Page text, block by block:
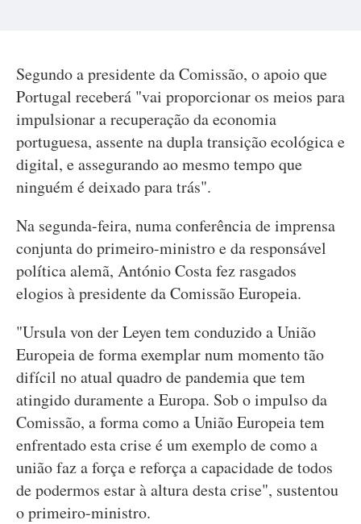
Segundo a presidente da Comissão, o apoio que
Portugal receberá "vai proporcionar os meios para
impulsionar a recuperação da economia
portuguesa, assente na dupla transição ecológica e
digital, e assegurando ao mesmo tempo que
ninguém é deixado para trás".
Na segunda-feira, numa conferência de imprensa
conjunta do primeiro-ministro e da responsável
política alemã, António Costa fez rasgados
elogios à presidente da Comissão Europeia.
"Ursula von der Leyen tem conduzido a União
Europeia de forma exemplar num momento tão
difícil no atual quadro de pandemia que tem
atingido duramente a Europa. Sob o impulso da
Comissão, a forma como a União Europeia tem
enfrentado esta crise é um exemplo de como a
união faz a força e reforça a capacidade de todos
de podermos estar à altura desta crise", sustentou
o primeiro-ministro.